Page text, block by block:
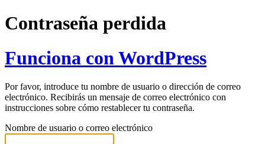
Contraseña perdida
Funciona con WordPress
Por favor, introduce tu nombre de usuario o dirección de correo
electrónico. Recibirás un mensaje de correo electrónico con
instrucciones sobre cómo restablecer tu contraseña.
Nombre de usuario o correo electrónico